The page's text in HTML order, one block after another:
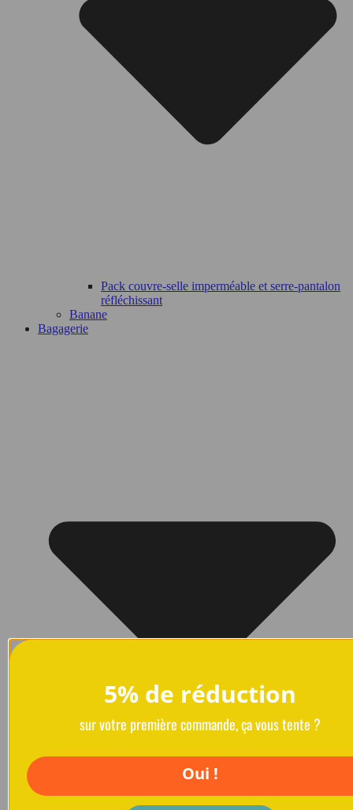
Pack couvre-selle imperméable et serre-pantalon
réfléchissant
Banane
Bagagerie
5% de réduction
sur votre première commande, ça vous tente ?
Oui !